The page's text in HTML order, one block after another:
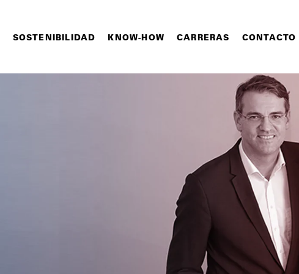
SOSTENIBILIDAD KNOW-HOW CARRERAS CONTACTO